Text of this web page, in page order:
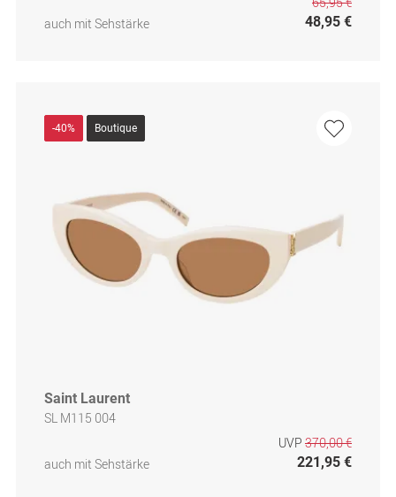
auch mit Sehstärke
48,95 €
-40% Boutique
Saint Laurent
SL M115 004
auch mit Sehstärke
UVP 370,00 €
221,95 €